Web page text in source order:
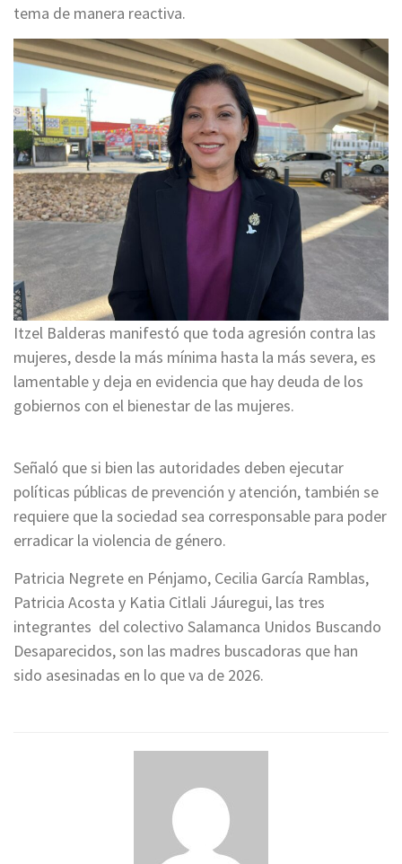
tema de manera reactiva.
Itzel Balderas manifestó que toda agresión contra las
mujeres, desde la más mínima hasta la más severa, es
lamentable y deja en evidencia que hay deuda de los
gobiernos con el bienestar de las mujeres.
Señaló que si bien las autoridades deben ejecutar
políticas públicas de prevención y atención, también se
requiere que la sociedad sea corresponsable para poder
erradicar la violencia de género.
Patricia Negrete en Pénjamo, Cecilia García Ramblas,
Patricia Acosta y Katia Citlali Jáuregui, las tres
integrantes del colectivo Salamanca Unidos Buscando
Desaparecidos, son las madres buscadoras que han
sido asesinadas en lo que va de 2026.